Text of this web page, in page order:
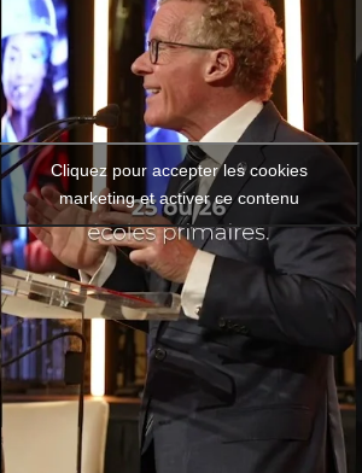
Cliquez pour accepter les cookies
marketing et activer ce contenu